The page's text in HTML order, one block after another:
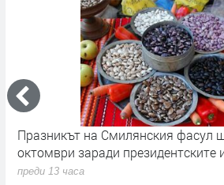
Празникът на Смилянския фасул
октомври заради президентските
преди 13 часа